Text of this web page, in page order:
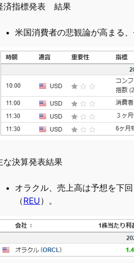
済指標発表 結果
米国消費者の悲観論が高まる
な決算発表結果
オラクル、売上高は予想を下
（REU）。